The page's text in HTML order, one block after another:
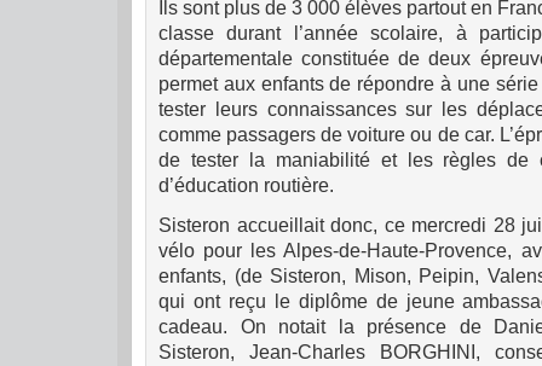
Ils sont plus de 3 000 élèves partout en
classe durant l’année scolaire, à
départementale constituée de deux
permet aux enfants de répondre à une
tester leurs connaissances sur les
comme passagers de voiture ou de car.
de tester la maniabilité et les règles de
d’éducation routière.
Sisteron accueillait donc, ce mercredi 28
vélo pour les Alpes-de-Haute-Provence,
enfants, (de Sisteron, Mison, Peipin,
qui ont reçu le diplôme de jeune
cadeau. On notait la présence de
Sisteron, Jean-Charles BORGHINI,